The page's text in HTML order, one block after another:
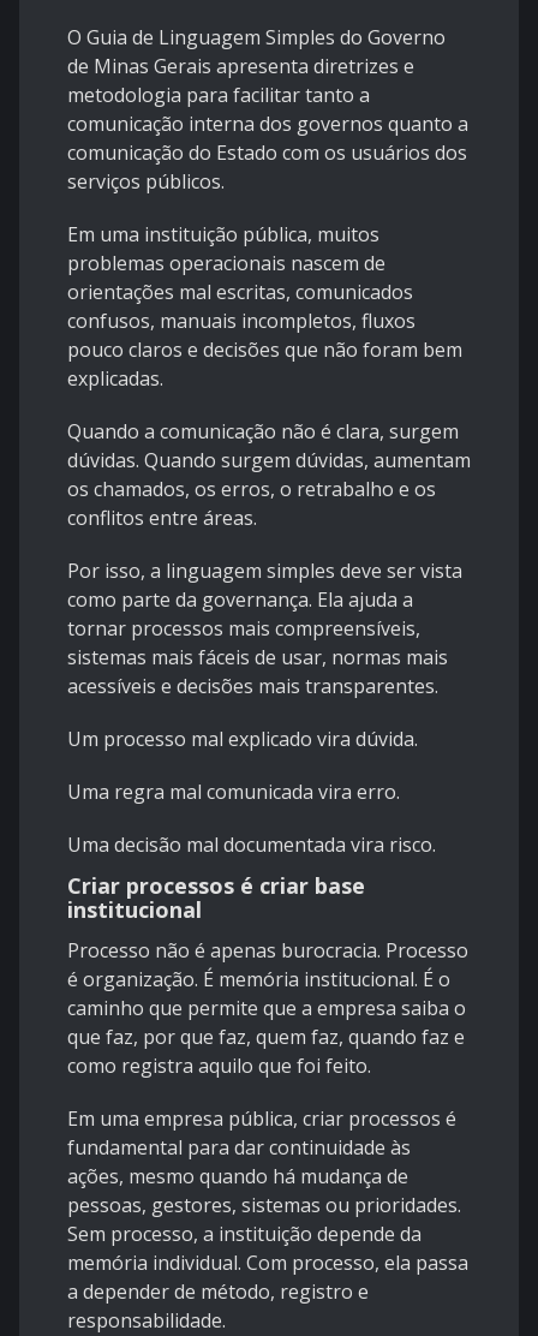
O Guia de Linguagem Simples do Governo
de Minas Gerais apresenta diretrizes e
metodologia para facilitar tanto a
comunicação interna dos governos quanto a
comunicação do Estado com os usuários dos
serviços públicos.
Em uma instituição pública, muitos
problemas operacionais nascem de
orientações mal escritas, comunicados
confusos, manuais incompletos, fluxos
pouco claros e decisões que não foram bem
explicadas.
Quando a comunicação não é clara, surgem
dúvidas. Quando surgem dúvidas, aumentam
os chamados, os erros, o retrabalho e os
conflitos entre áreas.
Por isso, a linguagem simples deve ser vista
como parte da governança. Ela ajuda a
tornar processos mais compreensíveis,
sistemas mais fáceis de usar, normas mais
acessíveis e decisões mais transparentes.
Um processo mal explicado vira dúvida.
Uma regra mal comunicada vira erro.
Uma decisão mal documentada vira risco.
Criar processos é criar base
institucional
Processo não é apenas burocracia. Processo
é organização. É memória institucional. É o
caminho que permite que a empresa saiba o
que faz, por que faz, quem faz, quando faz e
como registra aquilo que foi feito.
Em uma empresa pública, criar processos é
fundamental para dar continuidade às
ações, mesmo quando há mudança de
pessoas, gestores, sistemas ou prioridades.
Sem processo, a instituição depende da
memória individual. Com processo, ela passa
a depender de método, registro e
responsabilidade.